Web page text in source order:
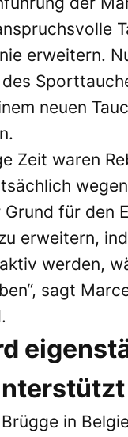
erweitern.
neuen
Zeit waren
Grund für den
erweitern,
werden,
sagt
in